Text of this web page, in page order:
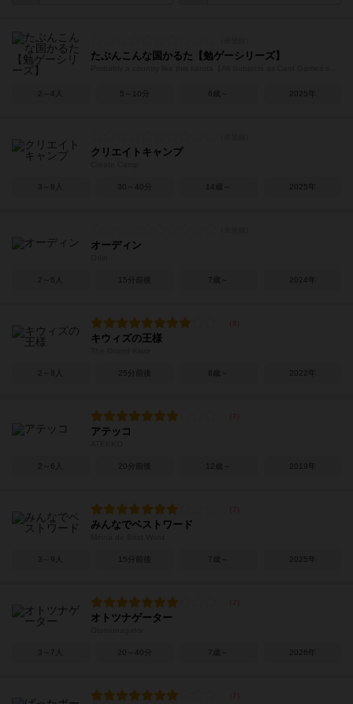
たぶんこんな国かるた【勉ゲーシリーズ】
2～4人 5～10分 6歳～ 2025年
クリエイトキャンプ
3～8人 30～40分 14歳～ 2025年
オーディン
2～6人 15分前後 7歳～ 2024年
キウィズの王様
2～8人 25分前後 8歳～ 2022年
アテッコ
2～6人 20分前後 12歳～ 2019年
みんなでベストワード
3～9人 15分前後 7歳～ 2025年
オトツナゲーター
3～7人 20～40分 7歳～ 2026年